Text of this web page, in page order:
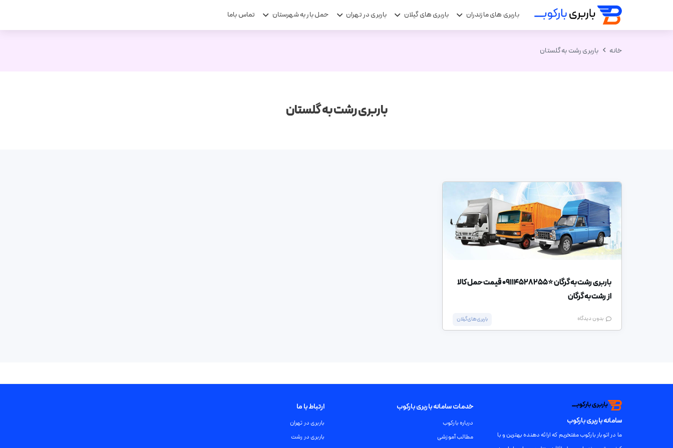
باربری های مازندران باربری های گیلان باربری در تهران حمل بار به شهرستان تماس باما
خانه باربری رشت به گلستان
باربری رشت به گلستان
باربری رشت به گرگان ⭐️09114528255 قیمت حمل کالا
از رشت به گرگان
بدون دیدگاه باربری های گیلان
سامانه باربری بارکوب
ما در اتوبار بارکوب مفتخریم که ارائه دهنده بهترین و با
خدمات سامانه باربری بارکوب
درباره بارکوب
مطالب آموزشی
ارتباط با ما
باربری در تهران
باربری در رشت